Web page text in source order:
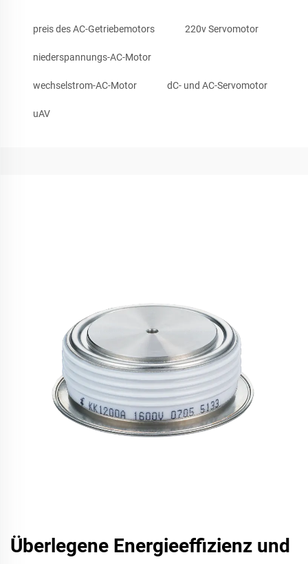
preis des AC-Getriebemotors 220v Servomotor
niederspannungs-AC-Motor
wechselstrom-AC-Motor dC- und AC-Servomotor
uAV
Überlegene Energieeffizienz und